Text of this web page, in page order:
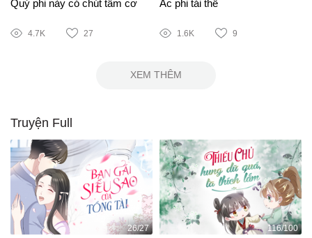
Quý phi này có chút tâm cơ
4.7K 27
Ác phi tái thế
1.6K 9
XEM THÊM
Truyện Full
26/27 116/100